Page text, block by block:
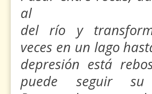
al
del río y
veces en un lago
depresión está
puede seguir su